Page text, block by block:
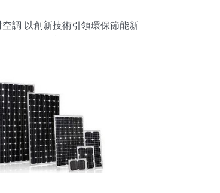
調 以創新技術引領環保節能新